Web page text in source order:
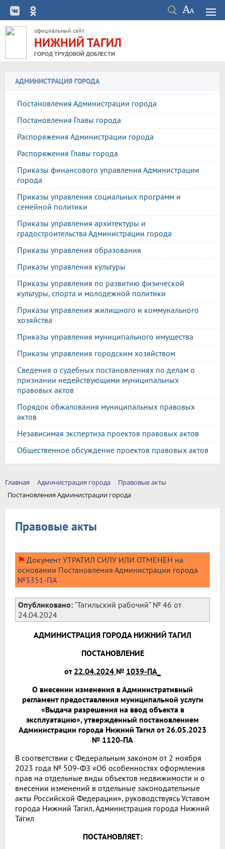
официальный сайт
НИЖНИЙ ТАГИЛ
ГОРОД ТРУДОВОЙ ДОБЛЕСТИ
АДМИНИСТРАЦИЯ ГОРОДА
Постановления Администрации города
Постановления Главы города
Распоряжения Администрации города
Распоряжения Главы города
Приказы финансового управления Администрации
города
Приказы управления социальных программ и
семейной политики
Приказы управления архитектуры и
градостроительства Администрации города
Приказы управления образования
Приказы управления культуры
Приказы управления по развитию физической
культуры, спорта и молодежной политики
Приказы управления жилищного и коммунального
хозяйства
Приказы управления муниципального имущества
Приказы управления городским хозяйством
Сведения о судебных постановлениях по делам о
признании недействующими муниципальных
правовых актов
Порядок обжалования муниципальных правовых
актов
Независимая экспертиза проектов правовых актов
Общественное обсуждение проектов правовых актов
Главная Администрация города
Правовые акты
Постановления Администрации города
Правовые акты
⚑ Документ УТРАТИЛ СИЛУ ИЛИ ОТМЕНЕН на
основании Постановления Администрации города
№3351-ПА
Опубликовано: "Тагильский рабочий" № 46 от
24.04.2024
АДМИНИСТРАЦИЯ ГОРОДА НИЖНИЙ ТАГИЛ
ПОСТАНОВЛЕНИЕ
от 22.04.2024 № 1039-ПА_
О внесении изменения в Административный
регламент предоставления муниципальной услуги
«Выдача разрешения на ввод объекта в
эксплуатацию», утвержденный постановлением
Администрации города Нижний Тагил от 26.05.2023
№ 1120-ПА
В соответствии с Федеральным законом от 2 ноября
2023 года № 509-ФЗ «Об особенностях оформления
прав на отдельные виды объектов недвижимости и о
внесении изменений в отдельные законодательные
акты Российской Федерации», руководствуясь Уставом
города Нижний Тагил, Администрация города Нижний
Тагил
ПОСТАНОВЛЯЕТ: